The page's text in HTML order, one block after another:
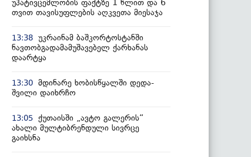
უპატივცემლობის ფაქტზე 1 წლით და 6
თვით თავისუფლების აღკვეთა მიესაჯა
13:38 უკრაინამ ბაშკორტოსტანში
ნავთობგადამამუშავებელ ქარხანას
დაარტყა
13:30 მდინარე ხობისწყალში დედა-
შვილი დაიხრჩო
13:05 ქუთაისში „ავტო გალერის“
ახალი მულტიბრენდული სივრცე
გაიხსნა